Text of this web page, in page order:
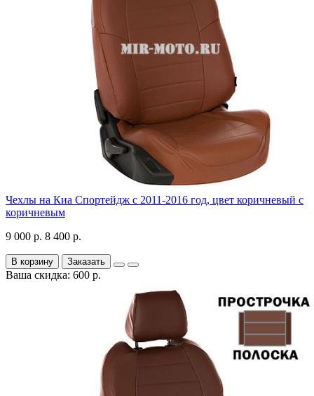
Чехлы на Киа Спортейдж с 2011-2016 год, цвет коричневый с
коричневым
9 000 р. 8 400 р.
В корзину Заказать
Ваша скидка: 600 р.